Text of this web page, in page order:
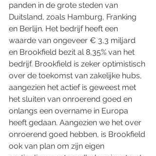
panden in de grote steden van
Duitsland, zoals Hamburg, Franking
en Berlijn. Het bedrijf heeft een
waarde van ongeveer € 3,3 miljard
en Brookfield bezit al 8,35% van het
bedrijf. Brookfield is zeker optimistisch
over de toekomst van zakelijke hubs,
aangezien het actief is geweest met
het sluiten van onroerend goed en
onlangs een overname in Europa
heeft gedaan. Aangezien we het over
onroerend goed hebben, is Brookfield
ook van plan om zijn eigen